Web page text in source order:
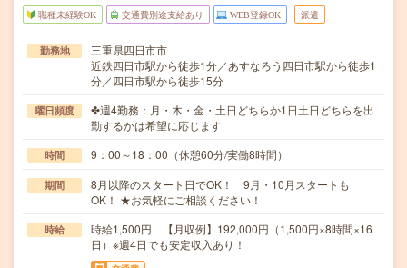
職種未経験OK 交通費別途支給あり WEB登録OK 派遣
勤務地
三重県四日市市
近鉄四日市駅から徒歩1分／あすなろう四日市駅から徒歩1
分／四日市駅から徒歩15分
曜日頻度
✤週4勤務：月・木・金・土日どちらか1日土日どちらを出
勤するかは希望に応じます
時間 9：00～18：00（休憩60分/実働8時間）
期間
8月以降のスタート日でOK！ 9月・10月スタートも
OK！ ★お気軽にご相談ください！
時給
時給1,500円 【月収例】192,000円（1,500円×8時間×16
日）※週4日でも安定収入あり！